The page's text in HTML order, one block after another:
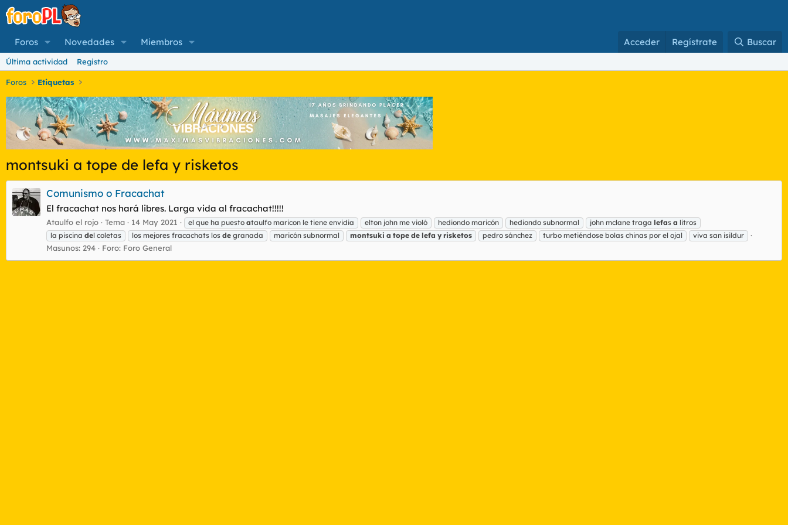
Foros Novedades Miembros Acceder Regístrate Buscar
Última actividad Registro
Foros Etiquetas
montsuki a tope de lefa y risketos
Comunismo o Fracachat
El fracachat nos hará libres. Larga vida al fracachat!!!!!
Ataulfo el rojo Tema 14 May 2021 el que ha puesto ataulfo maricon le tiene envidia elton john me violó hediondo maricón hediondo subnormal john mclane traga lefas a litros
la piscina del coletas los mejores fracachats los de granada maricón subnormal montsuki a tope de lefa y risketos pedro sánchez turbo metiéndose bolas chinas por el ojal viva san isildur
Masunos: 294 Foro: Foro General